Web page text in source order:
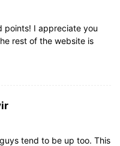
points! I appreciate you
rest of the website is
tend to be up too. This